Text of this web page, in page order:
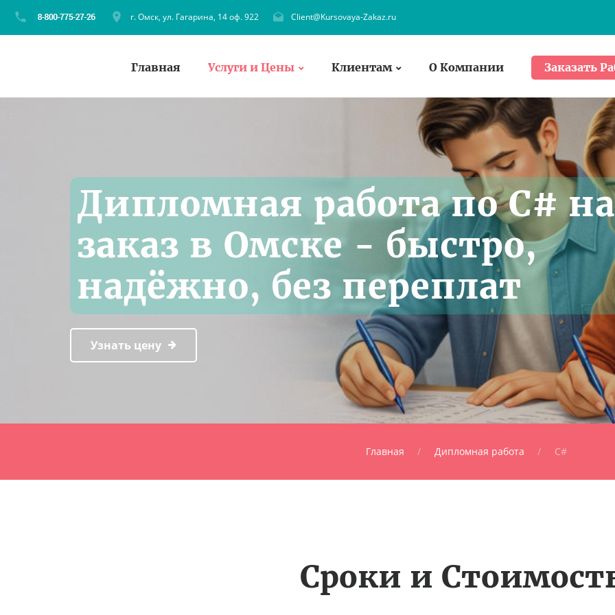
г. Омск, ул. Гагарина, 14 оф. 922 Client@Kursovaya-Zakaz.ru
Главная Услуги и Цены Клиентам О Компании Заказать
Дипломная работа по C# на
заказ в Омске - быстро,
надёжно, без переплат
Узнать цену
Главная Дипломная работа C#
Сроки и